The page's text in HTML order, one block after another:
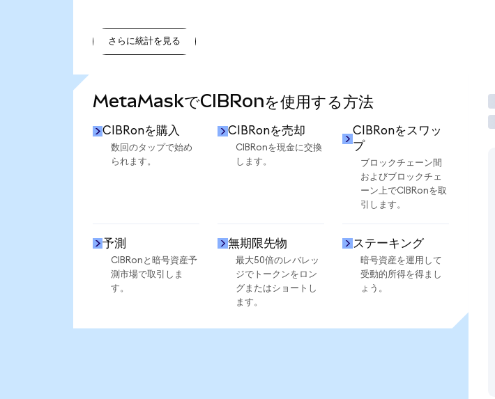
さらに統計を見る
MetaMaskでCIBRonを使用する方法
CIBRonを購入
数回のタップで始め
られます。
CIBRonを売却
CIBRonを現金に交換
します。
CIBRonをスワッ
プ
ブロックチェーン間
およびブロックチェ
ーン上でCIBRonを取
引します。
予測
CIBRonと暗号資産予
測市場で取引しま
す。
無期限先物
最大50倍のレバレッ
ジでトークンをロン
グまたはショートし
ます。
ステーキング
暗号資産を運用して
受動的所得を得まし
ょう。